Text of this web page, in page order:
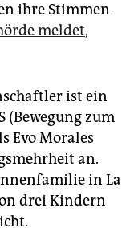
ihre Stimmen
meldet,
ist ein
(Bewegung zum
Evo Morales
an.
in La
drei Kindern